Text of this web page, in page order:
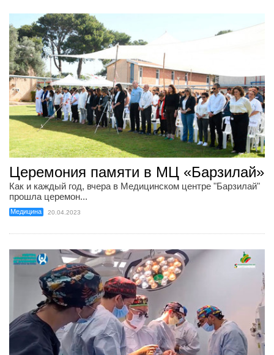
Церемония памяти в МЦ «Барзилай»
Как и каждый год, вчера в Медицинском центре "Барзилай"
прошла церемон...
Медицина 20.04.2023